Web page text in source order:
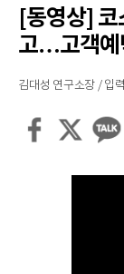
[동영상]
고…고객예
김대성 연구소장 / 입